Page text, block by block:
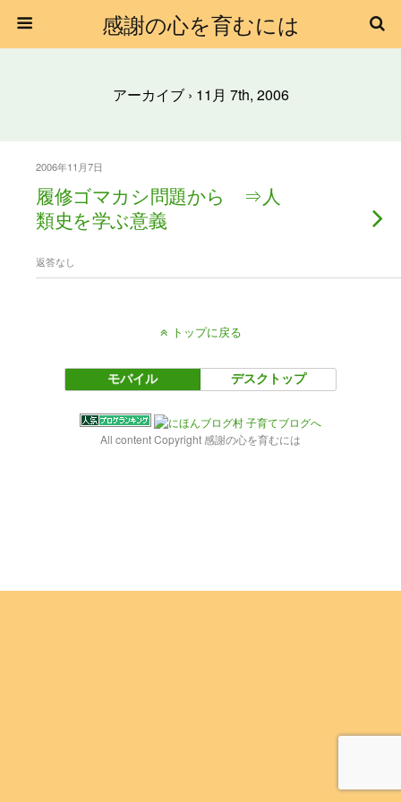
感謝の心を育むには
アーカイブ › 11月 7th, 2006
2006年11月7日
履修ゴマカシ問題から ⇒人
類史を学ぶ意義
返答なし
トップに戻る
モバイル デスクトップ
All content Copyright 感謝の心を育むには